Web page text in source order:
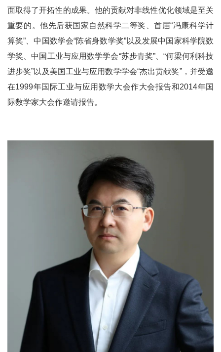
面取得了开拓性的成果。他的贡献对非线性优化领域是至关
重要的。他先后获国家自然科学二等奖、首届“冯康科学计
算奖”、中国数学会“陈省身数学奖”以及发展中国家科学院数
学奖、中国工业与应用数学学会“苏步青奖”、“何梁何利科技
进步奖”以及美国工业与应用数学学会“杰出贡献奖”，并受邀
在1999年国际工业与应用数学大会作大会报告和2014年国
际数学家大会作邀请报告。